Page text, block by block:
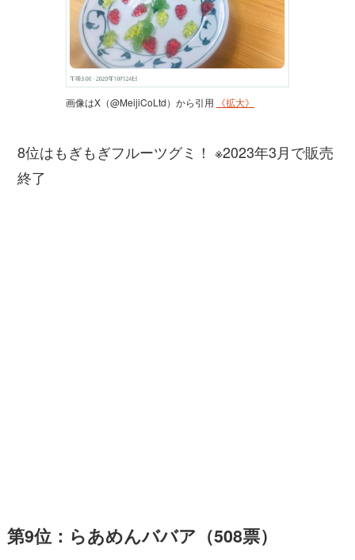
画像はX（@MeijiCoLtd）から引用 《拡大》
8位はもぎもぎフルーツグミ！ ※2023年3月で販売
終了
第9位：らあめんババア（508票）